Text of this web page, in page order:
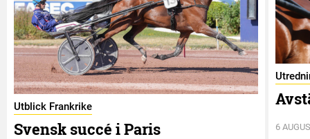
Utblick Frankrike
Svensk succé i Paris 6